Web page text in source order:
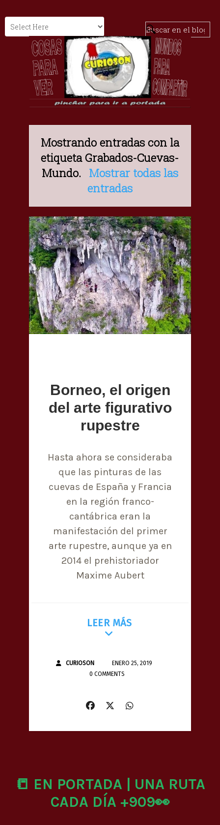
Mostrando entradas con la
etiquetaGrabados-Cuevas-
Mundo. Mostrar todas las
entradas
Borneo, el origen
del arte figurativo
rupestre
Hasta ahora se consideraba
que las pinturas de las
cuevas de España y Francia
en la región franco-
cantábrica eran la
manifestación del primer
arte rupestre, aunque ya en
2014 el prehistoriador
Maxime Aubert
LEER MÁS
CURIOSON
ENERO 25, 2019
0 COMMENTS
📒 EN PORTADA | UNA RUTA
CADA DÍA +909👀